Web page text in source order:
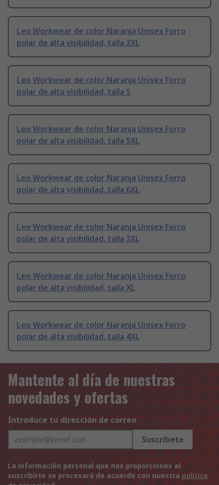
Leo Workwear de color Naranja Unisex Forro
polar de alta visibilidad, talla 2XL
Leo Workwear de color Naranja Unisex Forro
polar de alta visibilidad, talla S
Leo Workwear de color Naranja Unisex Forro
polar de alta visibilidad, talla 5XL
Leo Workwear de color Naranja Unisex Forro
polar de alta visibilidad, talla 6XL
Leo Workwear de color Naranja Unisex Forro
polar de alta visibilidad, talla 3XL
Leo Workwear de color Naranja Unisex Forro
polar de alta visibilidad, talla XL
Leo Workwear de color Naranja Unisex Forro
polar de alta visibilidad, talla 4XL
Mantente al día de nuestras
novedades y ofertas
Introduce tu dirección de correo
Suscríbete
La información personal que nos proporciones al
suscribirte se procesará de acuerdo con nuestra política